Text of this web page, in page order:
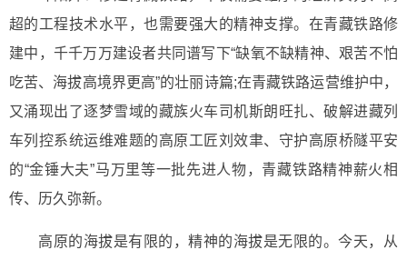
超的工程技术水平，也需要强大的精神支撑。在青藏铁路修
建中，千千万万建设者共同谱写下“缺氧不缺精神、艰苦不怕
吃苦、海拔高境界更高”的壮丽诗篇;在青藏铁路运营维护中，
又涌现出了逐梦雪域的藏族火车司机斯朗旺扎、破解进藏列
车列控系统运维难题的高原工匠刘效聿、守护高原桥隧平安
的“金锤大夫”马万里等一批先进人物，青藏铁路精神薪火相
传、历久弥新。
高原的海拔是有限的，精神的海拔是无限的。今天，从